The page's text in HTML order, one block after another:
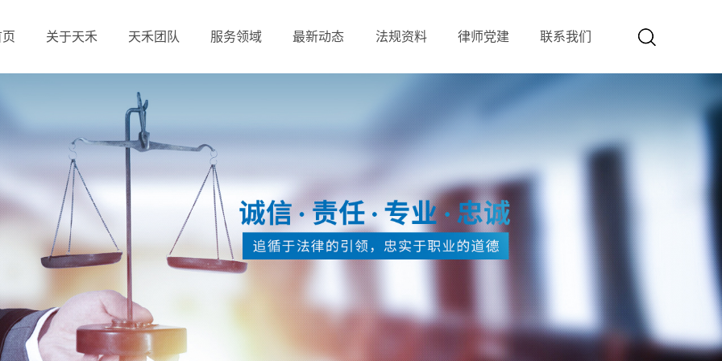
关于天禾 天禾团队 服务领域 最新动态 法规资料 律师党建 联系我们